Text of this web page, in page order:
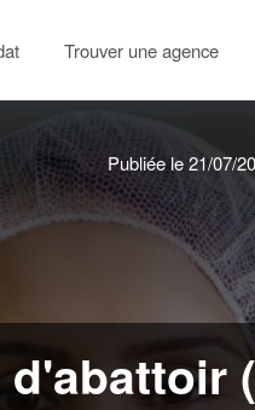
Trouver une agence
Publiée le 21/07/